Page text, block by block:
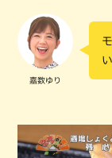
嘉数ゆり